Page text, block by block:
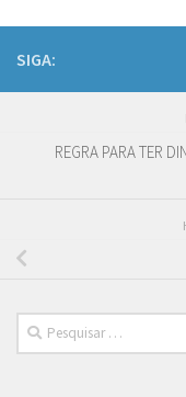
SIGA:
REGRA PARA TER
Pesquisar
por: